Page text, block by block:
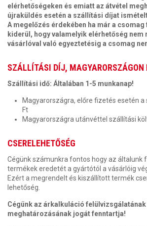
elérhetőségeken és emiatt az átvétel
újraküldés esetén a szállítási díjat
A megelőzés érdekében ha már a
kiderül, hogy valamelyik elérhetőség nem
vásárlóval való egyeztetésig a csomag
SZÁLLÍTÁSI DÍJ, MAGYARORSZÁGON
Szállítási idő: Általában 1-5 munkanap!
Magyarországra, előre fizetés esetén a
Ft
Magyarországra utánvéttel szállítási
CSERELEHETŐSÉG
Cégünk számunkra fontos hogy az általunk
termékek eredetét a gyártótól a vásárlóig
Ezért a megrendelt és kiszállított termék
lehetőség.
Cégünk az árkalkuláció
meghatározásának jogát fenntartja!